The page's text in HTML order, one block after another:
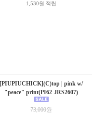
1,530원 적립
[PIUPIUCHICK](C)top | pink w/
"peace" print(PI62-JRS2607)
73,000원